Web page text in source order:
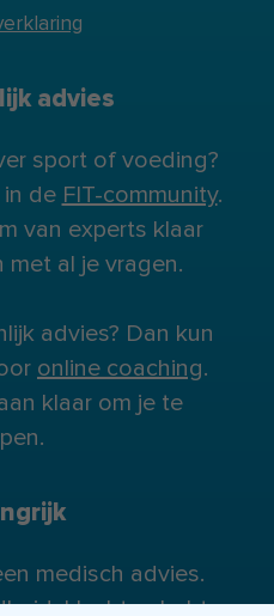
advies
sport of voeding?
de FIT-community.
van experts klaar
met al je vragen.
advies? Dan kun
online coaching.
klaar om je te
medisch advies.
hebt